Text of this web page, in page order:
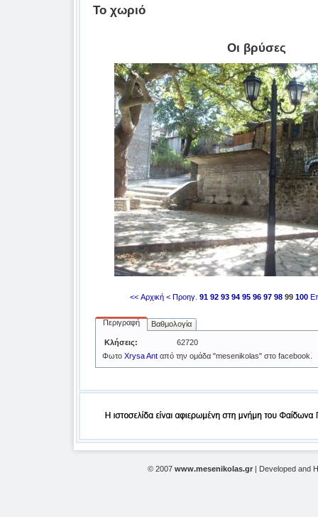
Το χωριό
Οι βρύσες
<< Αρχική < Προηγ. 91 92 93 94 95 96 97 98 99 100
Περιγραφή Βαθμολογία
Κλήσεις:
62720
Φωτο Xrysa Antαπό την ομάδα "mesenikolas" στο facebook.
© 2007 www.mesenikolas.gr | Developed and